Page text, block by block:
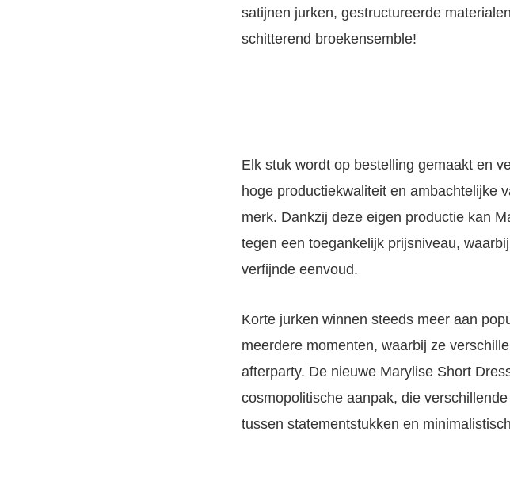
satijnen jurken, gestructureerde
schitterend broekensemble!
Elk stuk wordt op bestelling gemaakt en
hoge productiekwaliteit en ambachtelijke
merk. Dankzij deze eigen productie kan
tegen een toegankelijk prijsniveau,
verfijnde eenvoud.
Korte jurken winnen steeds meer aan
meerdere momenten, waarbij ze
afterparty. De nieuwe Marylise Short
cosmopolitische aanpak, die
tussen statementstukken en